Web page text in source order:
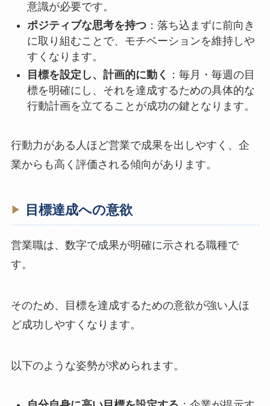
意識が必要です。
ポジティブな思考を持つ：落ち込まずに前向き
に取り組むことで、モチベーションを維持しや
すくなります。
目標を設定し、計画的に動く
：毎月・毎週の目
標を明確にし、それを達成するための具体的な
行動計画を立てることが成功の鍵となります。
行動力がある人ほど営業で成果を出しやすく、企
業からも高く評価される傾向があります。
目標達成への意欲
営業職は、数字で成果が明確に示される職種で
す。
そのため、目標を達成するための意欲が強い人ほ
ど成功しやすくなります。
以下のような姿勢が求められます。